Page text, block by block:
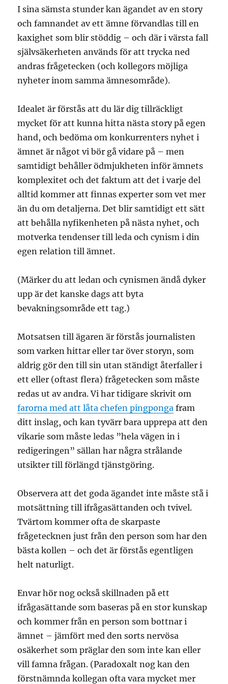
I sina sämsta stunder kan ägandet av en story
och famnandet av ett ämne förvandlas till en
kaxighet som blir stöddig – och där i värsta fall
självsäkerheten används för att trycka ned
andras frågetecken (och kollegors möjliga
nyheter inom samma ämnesområde).
Idealet är förstås att du lär dig tillräckligt
mycket för att kunna hitta nästa story på egen
hand, och bedöma om konkurrenters nyhet i
ämnet är något vi bör gå vidare på – men
samtidigt behåller ödmjukheten inför ämnets
komplexitet och det faktum att det i varje del
alltid kommer att finnas experter som vet mer
än du om detaljerna. Det blir samtidigt ett sätt
att behålla nyfikenheten på nästa nyhet, och
motverka tendenser till leda och cynism i din
egen relation till ämnet.
(Märker du att ledan och cynismen ändå dyker
upp är det kanske dags att byta
bevakningsområde ett tag.)
Motsatsen till ägaren är förstås journalisten
som varken hittar eller tar över storyn, som
aldrig gör den till sin utan ständigt återfaller i
ett eller (oftast flera) frågetecken som måste
redas ut av andra. Vi har tidigare skrivit om
farorna med att låta chefen pingponga fram
ditt inslag, och kan tyvärr bara upprepa att den
vikarie som måste ledas ”hela vägen in i
redigeringen” sällan har några strålande
utsikter till förlängd tjänstgöring.
Observera att det goda ägandet inte måste stå i
motsättning till ifrågasättanden och tvivel.
Tvärtom kommer ofta de skarpaste
frågetecknen just från den person som har den
bästa kollen – och det är förstås egentligen
helt naturligt.
Envar hör nog också skillnaden på ett
ifrågasättande som baseras på en stor kunskap
och kommer från en person som bottnar i
ämnet – jämfört med den sorts nervösa
osäkerhet som präglar den som inte kan eller
vill famna frågan. (Paradoxalt nog kan den
förstnämnda kollegan ofta vara mycket mer